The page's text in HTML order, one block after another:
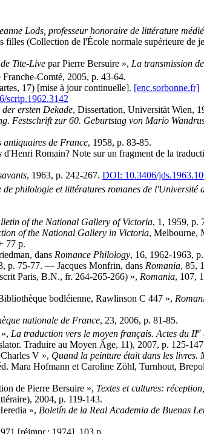
Lods, professeur honoraire de littérature
filles (Collection de l'École normale supérieure de
Tite-Live par Pierre Bersuire », La transmission
Franche-Comté, 2005, p. 43-64.
17) [mise à jour continuelle]. [enc.sorbonne.fr]
scrip.1962.3142
ersten Dekade, Dissertation, Universität Wien,
Festschrift zur 60. Geburtstag von Mario
antiquaires de France, 1958, p. 83-85.
d'Henri Romain? Note sur un fragment de la
, 1963, p. 242-267. DOI: 10.3406/
philologie et littératures romanes de l'Université
of the National Gallery of Victoria, 1, 1959, p.
of the National Gallery in Victoria, Melbourne,
77 p.
dans Romance Philology, 16, 1962-1963,
p. 75-77. — Jacques Monfrin, dans Romania, 85,
Paris, B.N., fr. 264-265-266) », Romania, 107,
bodléienne, Rawlinson C 447 »,
nationale de France, 23, 2006, p. 81-85.
La traduction vers le moyen français. Actes du IIe
Traduire au Moyen Âge, 11), 2007, p. 125-
V », Quand la peinture était dans les livres.
Mara Hofmann et Caroline Zöhl, Turnhout,
de Pierre Bersuire », Textes et cultures:
2004, p. 119-143.
», Boletín de la Real Academia de Buenas
[réimpr.: 1974], 103 p.